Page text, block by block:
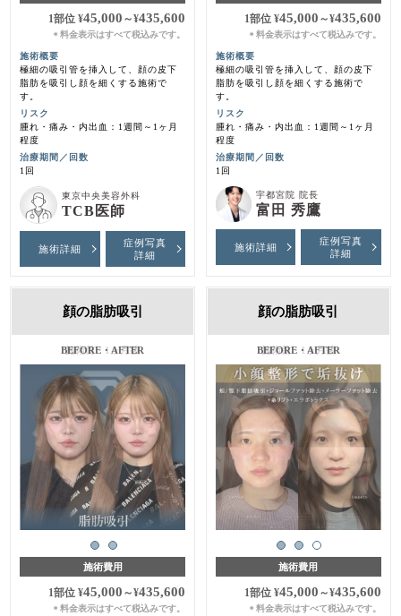
1部位¥45,000 ～¥435,600
＊料金表示はすべて税込みです。
施術概要
極細の吸引管を挿入して、顔の皮下
脂肪を吸引し顔を細くする施術で
す。
リスク
腫れ・痛み・内出血：1週間～1ヶ月
程度
治療期間／回数
1回
東京中央美容外科
TCB医師
施術詳細
症例写真
詳細
1部位 ¥45,000 ～¥435,600
＊ 料金表示はすべて税込みです。
施術概要
極細の吸引管を挿入して、顔の皮下
脂肪を吸引し顔を細くする施術で
す。
リスク
腫れ・痛み・内出血：1週間～1ヶ月
程度
治療期間／回数
1回
宇都宮院 院長
富田 秀鷹
施術詳細
症例写真
詳細
顔の脂肪吸引
施術前・1ヶ月後
施術費用
1部位¥45,000 ～¥435,600
＊料金表示はすべて税込みです。
顔の脂肪吸引
施術前・1ヶ月後
施術費用
1部位 ¥45,000 ～¥435,600
＊ 料金表示はすべて税込みです。